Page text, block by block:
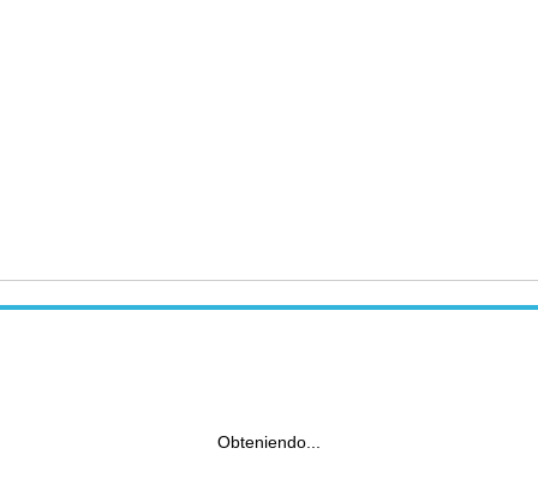
Obteniendo...